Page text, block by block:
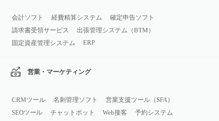
会計ソフト 経費精算システム
確定申告ソフト
請求書受領サービス
出張管理システム（BTM）
固定資産管理システム
ERP
営業・マーケティング
CRMツール 名刺管理ソフト
営業支援ツール（SFA）
SEOツール
チャットボット Web接客
予約システム